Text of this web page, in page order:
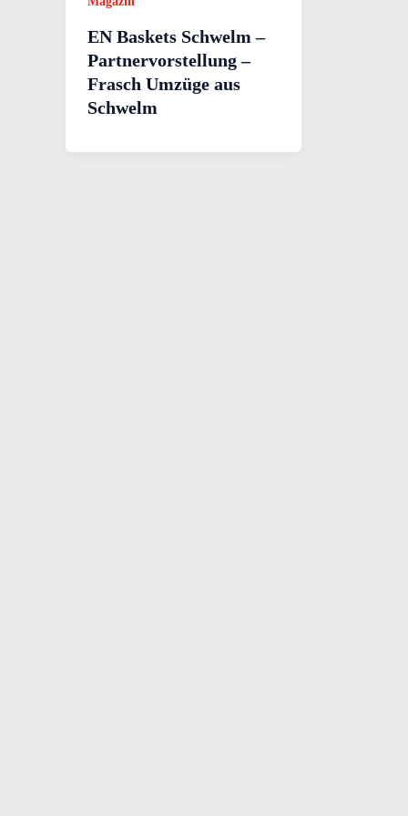
EN Baskets Schwelm –
Partnervorstellung –
Frasch Umzüge aus
Schwelm